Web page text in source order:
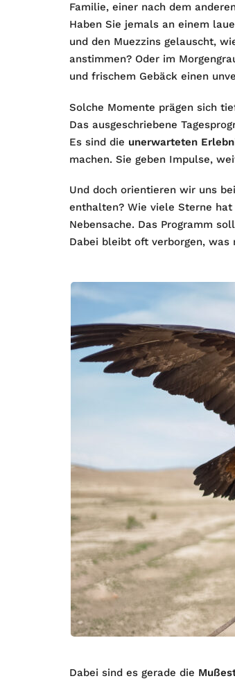
Familie, einer nach dem
Haben Sie jemals an einem
und den Muezzins gelauscht,
anstimmen? Oder im
und frischem Gebäck einen
Solche Momente prägen sich
Das ausgeschriebene
Es sind die unerwarteten
machen. Sie geben Impulse,
Und doch orientieren wir uns
enthalten? Wie viele Sterne
Nebensache. Das Programm
Dabei bleibt oft verborgen, was
Dabei sind es gerade die